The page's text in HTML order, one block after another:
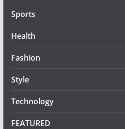
Sports
Health
Fashion
Style
Technology
FEATURED